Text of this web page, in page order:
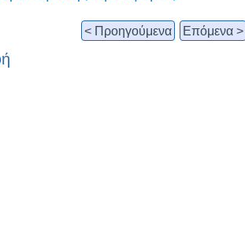
< Προηγούμενα Επόμενα >